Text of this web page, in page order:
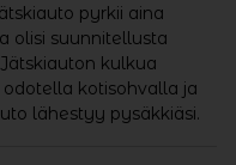
pyrkii aina
olisi suunnitellusta
kulkua
kotisohvalla ja
lähestyy pysäkkiäsi.